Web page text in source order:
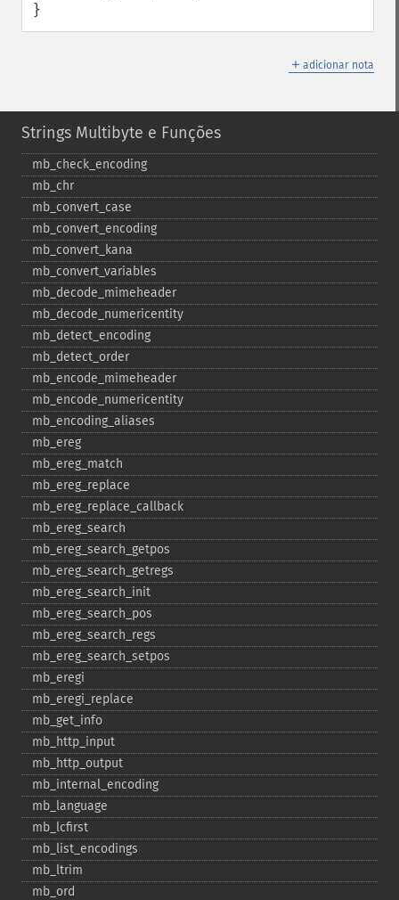
}
＋ adicionar nota
Strings Multibyte e Funções
mb_​check_​encoding
mb_​chr
mb_​convert_​case
mb_​convert_​encoding
mb_​convert_​kana
mb_​convert_​variables
mb_​decode_​mimeheader
mb_​decode_​numericentity
mb_​detect_​encoding
mb_​detect_​order
mb_​encode_​mimeheader
mb_​encode_​numericentity
mb_​encoding_​aliases
mb_​ereg
mb_​ereg_​match
mb_​ereg_​replace
mb_​ereg_​replace_​callback
mb_​ereg_​search
mb_​ereg_​search_​getpos
mb_​ereg_​search_​getregs
mb_​ereg_​search_​init
mb_​ereg_​search_​pos
mb_​ereg_​search_​regs
mb_​ereg_​search_​setpos
mb_​eregi
mb_​eregi_​replace
mb_​get_​info
mb_​http_​input
mb_​http_​output
mb_​internal_​encoding
mb_​language
mb_​lcfirst
mb_​list_​encodings
mb_​ltrim
mb_​ord